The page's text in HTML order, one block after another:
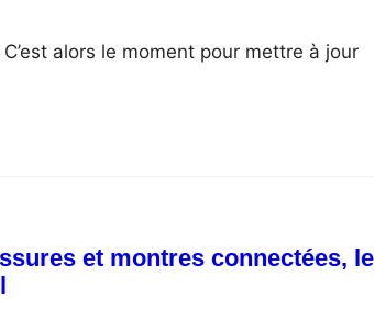
alors le moment pour mettre à jour
et montres connectées, le